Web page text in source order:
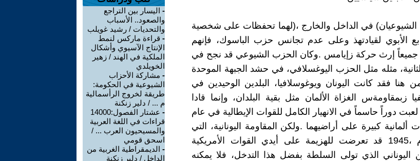
- اليسار بين التراجع
والصعود.. الأسباب
والتحديات / رشيد غويلب
- قراءة ماركس لنمط
الإنتاج الآسيوي وأشكال
الملكية في الهند / زهير
الخويلدي
- مشاركة الأحزاب
الشيوعية في الحكومة:
طريقة لخروج الرأسمالية
م ... / دلير زنكنة
-
عشتار الفصول:14000
قراءات في اللغة العربية
والمسيحيون العرب ... /
اسحق قومي
- الديمقراطية الغربية من
الداخل / دلير زنكنة